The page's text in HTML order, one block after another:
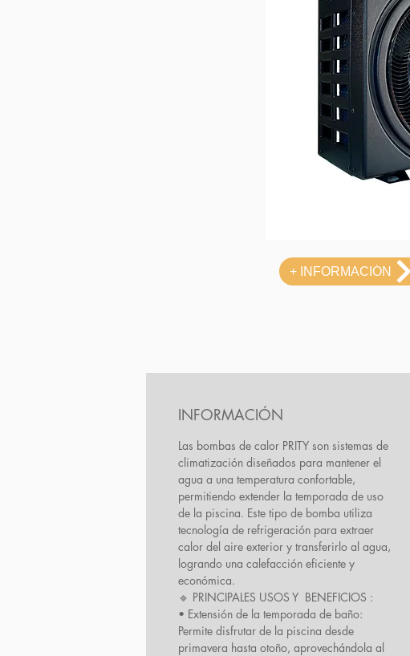
INFORMACIÓN
Las bombas de calor PRITY son sistemas de
climatización diseñados para mantener el
agua a una temperatura confortable,
permitiendo extender la temporada de uso
de la piscina. Este tipo de bomba utiliza
tecnología de refrigeración para extraer
calor del aire exterior y transferirlo al agua,
logrando una calefacción eficiente y
económica.
🔹 PRINCIPALES USOS Y BENEFICIOS :
• Extensión de la temporada de baño:
Permite disfrutar de la piscina desde
primavera hasta otoño, aprovechándola al
+ INFORMACIÓN